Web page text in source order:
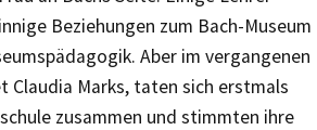
Beziehungen zum Bach-Museum
Aber im vergangenen
Claudia Marks, taten sich erstmals
zusammen und stimmten ihre